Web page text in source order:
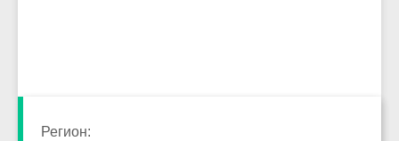
Регион: